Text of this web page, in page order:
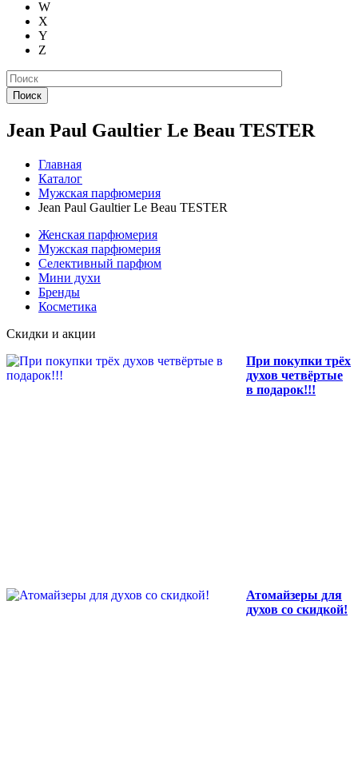
W
X
Y
Z
Поиск
Jean Paul Gaultier Le Beau TESTER
Главная
Каталог
Мужская парфюмерия
Jean Paul Gaultier Le Beau TESTER
Женская парфюмерия
Мужская парфюмерия
Селективный парфюм
Мини духи
Бренды
Косметика
Скидки и акции
При покупки трёх
духов четвёртые
в подарок!!!
Атомайзеры для
духов со скидкой!